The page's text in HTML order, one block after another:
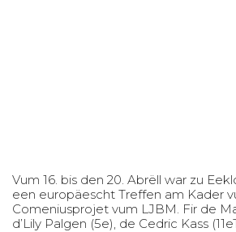
Vum 16. bis den 20. Abrëll war zu
een europäescht Treffen am Kader
Comeniusprojet vum LJBM. Fir de
d’Lily Palgen (5e), de Cedric Kass